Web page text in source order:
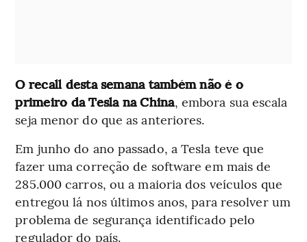
O recall desta semana também não é o
primeiro da Tesla na China, embora sua escala
seja menor do que as anteriores.
Em junho do ano passado, a Tesla teve que
fazer uma correção de software em mais de
285.000 carros, ou a maioria dos veículos que
entregou lá nos últimos anos, para resolver um
problema de segurança identificado pelo
regulador do país.